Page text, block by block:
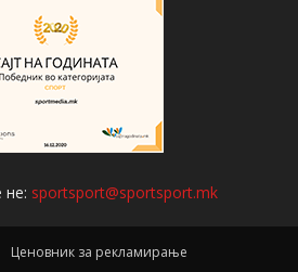
не: sportsport@sportsport.mk
Ценовник за рекламирање